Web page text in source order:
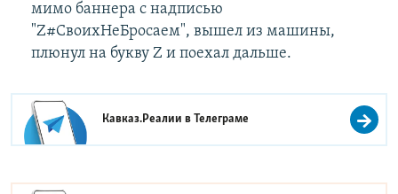
мимо баннера с надписью
"Z#СвоихНеБросаем", вышел из машины,
плюнул на букву Z и поехал дальше.
Кавказ.Реалии вТелеграме